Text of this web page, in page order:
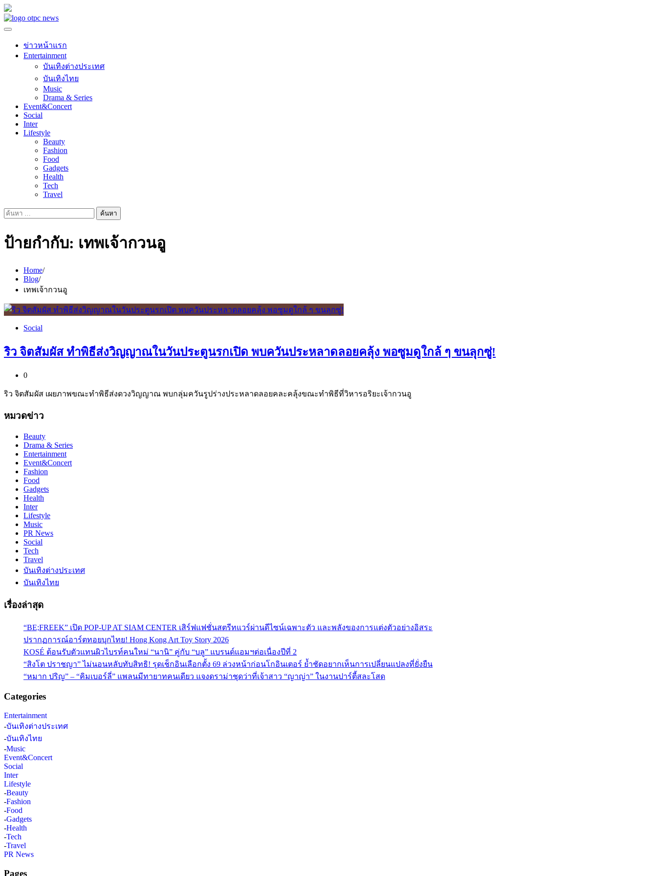
Skip
to
ข่าวหน้าแรก
Entertainment
บันเทิงต่างประเทศ
บันเทิงไทย
Music
Drama & Series
Event&Concert
Social
Inter
Lifestyle
Beauty
Fashion
Food
Gadgets
Health
Tech
Travel
ค้นหา
ป้ายกำกับ: เทพเจ้ากวนอู
Home
Blog
เทพเจ้ากวนอู
Social
ริว จิตสัมผัส ทำพิธีส่งวิญญาณในวันประตูนรกเปิด พบควันประหลาดลอยคลุ้ง พอซูมดูใกล้ ๆ ขนลุกซู่!
0
ริว จิตสัมผัส เผยภาพขณะทำพิธีส่งดวงวิญญาณ พบกลุ่มควันรูปร่างประหลาดลอยคละคลุ้งขณะทำพิธีที่วิหารอริยะเจ้ากวนอู
หมวดข่าว
Beauty
Drama & Series
Entertainment
Event&Concert
Fashion
Food
Gadgets
Health
Inter
Lifestyle
Music
PR News
Social
Tech
Travel
บันเทิงต่างประเทศ
บันเทิงไทย
เรื่องล่าสุด
“BE;FREEK” เปิด POP-UP AT SIAM CENTER เสิร์ฟแฟชั่นสตรีทแวร์ผ่านดีไซน์เฉพาะตัว และพลังของการแต่งตัวอย่างอิสระ
ปรากฏการณ์อาร์ตทอยบุกไทย! Hong Kong Art Toy Story 2026
KOSÉ ต้อนรับตัวแทนผิวไบรท์คนใหม่ “นานิ” คู่กับ “บลู” แบรนด์แอมฯต่อเนื่องปีที่ 2
“สิงโต ปราชญา” ไม่นอนหลับทับสิทธิ! รุดเช็กอินเลือกตั้ง 69 ล่วงหน้าก่อนโกอินเตอร์ ย้ำชัดอยากเห็นการเปลี่ยนแปลงที่ยั่งยืน
“หมาก ปริญ” – “คิมเบอร์ลี่” แพลนมีทายาทคนเดียว แจงดราม่าชุดว่าที่เจ้าสาว “ญาญ่า” ในงานปาร์ตี้สละโสด
Categories
Entertainment
-บันเทิงต่างประเทศ
-บันเทิงไทย
-Music
Event&Concert
Social
Inter
Lifestyle
-Beauty
-Fashion
-Food
-Gadgets
-Health
-Tech
-Travel
PR News
Pages